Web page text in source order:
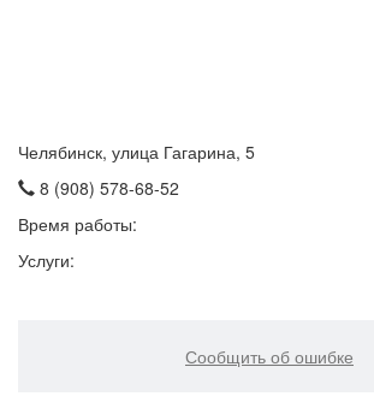
Челябинск, улица Гагарина, 5
8 (908) 578-68-52
Время работы:
Услуги:
Сообщить об ошибке